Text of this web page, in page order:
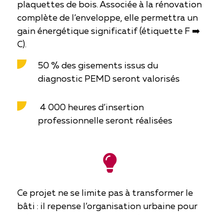
plaquettes de bois. Associée à la rénovation
complète de l’enveloppe, elle permettra un
gain énergétique significatif (étiquette F ➡️
C).
50 % des gisements issus du
diagnostic PEMD seront valorisés
4 000 heures d’insertion
professionnelle seront réalisées
Ce projet ne se limite pas à transformer le
bâti : il repense l’organisation urbaine pour